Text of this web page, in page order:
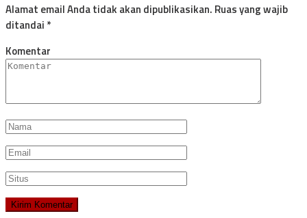
Alamat email Anda tidak akan dipublikasikan. Ruas yang wajib
ditandai *
Komentar